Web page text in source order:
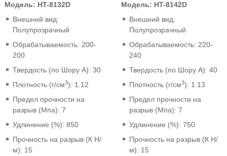
Модель: HT-8132D
Внешний вид:
Полупрозрачный
Обрабатываемость: 200-
200
Твердость (по Шору A): 30
Плотность (г/см3): 1.12
Предел прочности на
разрыв (Мпа): 7
Удлинение (%): 850
Прочность на разрыв (К Н/
м): 15
Модель: HT-8142D
Внешний вид:
Полупрозрачный
Обрабатываемость: 220-
240
Твердость (по Шору A): 40
Плотность (г/см3): 1.13
Предел прочности на
разрыв (Мпа): 7
Удлинение (%): 750
Прочность на разрыв (К Н/
м): 15